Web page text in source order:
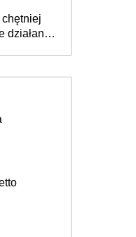
działania